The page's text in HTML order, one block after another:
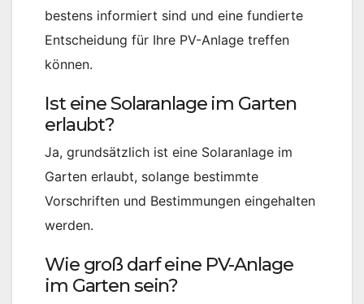
bestens informiert sind und eine fundierte
Entscheidung für Ihre PV-Anlage treffen
können.
Ist eine Solaranlage im Garten
erlaubt?
Ja, grundsätzlich ist eine Solaranlage im
Garten erlaubt, solange bestimmte
Vorschriften und Bestimmungen eingehalten
werden.
Wie groß darf eine PV-Anlage
im Garten sein?